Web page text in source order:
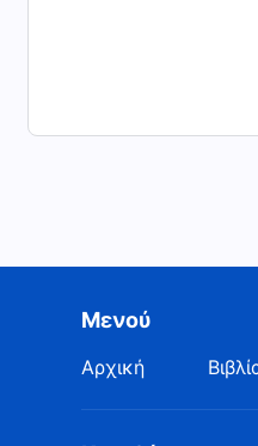
Μενού
Αρχική